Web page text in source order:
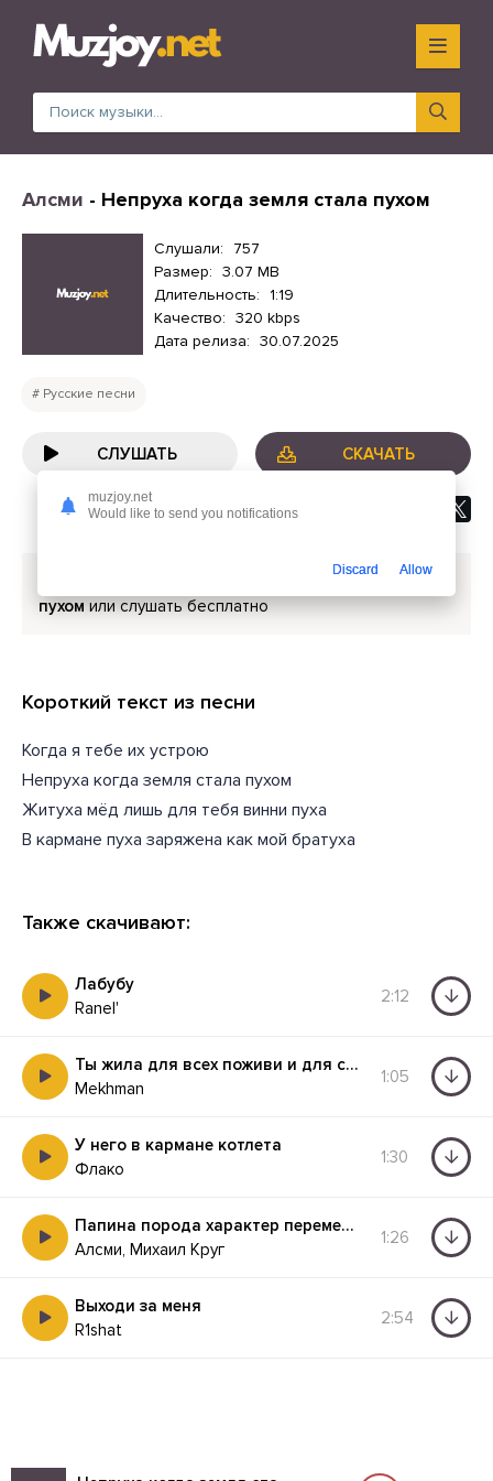
Алсми - Непруха когда земля стала пухом
Слушали:
757
Размер: 3.07 MB
Длительность: 1:19
Качество: 320 kbps
Дата релиза: 30.07.2025
Русские песни
СЛУШАТЬ СКАЧАТЬ
пухомили слушать бесплатно
Короткий текст из песни
Когда я тебе их устрою
Непруха когда земля стала пухом
Житуха мёд лишь для тебя винни пуха
В кармане пуха заряжена как мой братуха
Также скачивают:
Лабубу
Ranel'
2:12
Ты жила для всех поживи и для себя
Mekhman
1:05
У него в кармане котлета
Флако
1:30
Папина порода характер переменчив как погода
Алсми, Михаил Круг
1:26
Выходи за меня
R1shat
2:54
muzjoy.net
Would like to send you notifications
Discard Allow